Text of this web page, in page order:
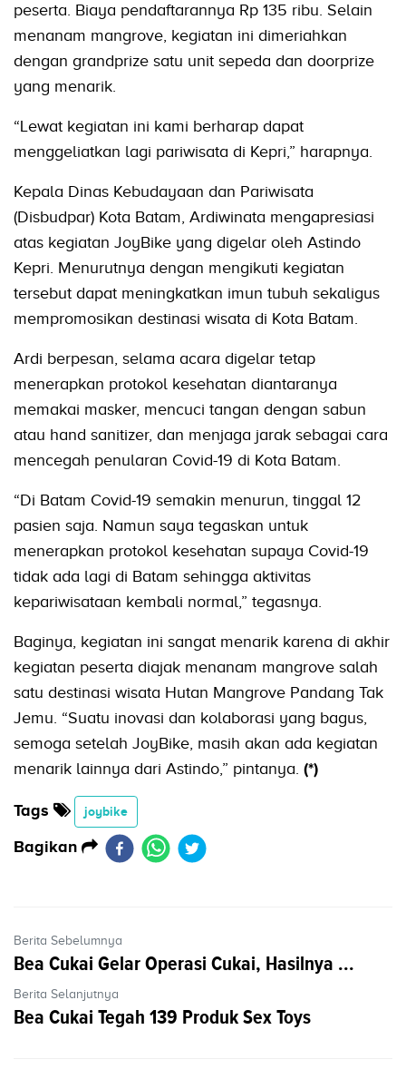
peserta. Biaya pendaftarannya Rp 135 ribu. Selain
menanam mangrove, kegiatan ini dimeriahkan
dengan grandprize satu unit sepeda dan doorprize
yang menarik.
“Lewat kegiatan ini kami berharap dapat
menggeliatkan lagi pariwisata di Kepri,” harapnya.
Kepala Dinas Kebudayaan dan Pariwisata
(Disbudpar) Kota Batam, Ardiwinata mengapresiasi
atas kegiatan JoyBike yang digelar oleh Astindo
Kepri. Menurutnya dengan mengikuti kegiatan
tersebut dapat meningkatkan imun tubuh sekaligus
mempromosikan destinasi wisata di Kota Batam.
Ardi berpesan, selama acara digelar tetap
menerapkan protokol kesehatan diantaranya
memakai masker, mencuci tangan dengan sabun
atau hand sanitizer, dan menjaga jarak sebagai cara
mencegah penularan Covid-19 di Kota Batam.
“Di Batam Covid-19 semakin menurun, tinggal 12
pasien saja. Namun saya tegaskan untuk
menerapkan protokol kesehatan supaya Covid-19
tidak ada lagi di Batam sehingga aktivitas
kepariwisataan kembali normal,” tegasnya.
Baginya, kegiatan ini sangat menarik karena di akhir
kegiatan peserta diajak menanam mangrove salah
satu destinasi wisata Hutan Mangrove Pandang Tak
Jemu. “Suatu inovasi dan kolaborasi yang bagus,
semoga setelah JoyBike, masih akan ada kegiatan
menarik lainnya dari Astindo,” pintanya. (*)
Tags joybike
Bagikan
Berita Sebelumnya
Bea Cukai Gelar Operasi Cukai, Hasilnya ...
Berita Selanjutnya
Bea Cukai Tegah 139 Produk Sex Toys